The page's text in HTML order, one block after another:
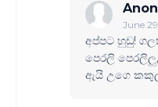
June
අප්පට හුඩු!
පෙරලි පෙරලිලු,
ඇයි උගෙ